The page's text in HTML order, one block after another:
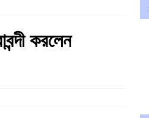
হীরে সহ ধৃত এক
আহবান মুখ্যমন্ত্রীর
করলেন